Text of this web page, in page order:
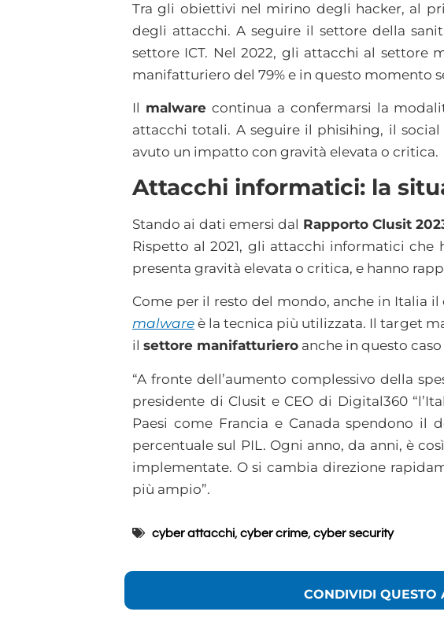
Tra gli obiettivi nel mirino degli hacker, al
degli attacchi. A seguire il settore della
settore ICT. Nel 2022, gli attacchi al settore
manifatturiero del 79% e in questo
Il malwarecontinua a confermarsi la
attacchi totali. A seguire il phisihing, il
avuto un impatto con gravità elevata o critica.
Attacchi informatici: la
Stando ai dati emersi dal Rapporto Clusit
Rispetto al 2021, gli attacchi informatici che
presenta gravità elevata o critica, e hanno
Come per il resto del mondo, anche in Italia
malware è la tecnica più utilizzata. Il target
il settore manifatturiero anche in questo
“A fronte dell’aumento complessivo della
presidente di Clusit e CEO di Digital360
Paesi come Francia e Canada spendono
percentuale sul PIL. Ogni anno, da anni, è
implementate. O si cambia direzione
più ampio”.
cyber attacchi,cyber crime,cyber security
CONDIVIDI QUESTO